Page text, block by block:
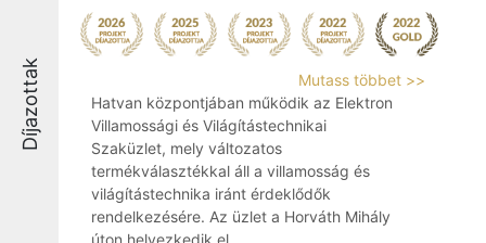
Díjazottak
Mutass többet >>
Hatvan központjában működik az Elektron
Villamossági és Világítástechnikai
Szaküzlet, mely változatos
termékválasztékkal áll a villamosság és
világítástechnika iránt érdeklődők
rendelkezésére. Az üzlet a Horváth Mihály
úton helyezkedik el, ...